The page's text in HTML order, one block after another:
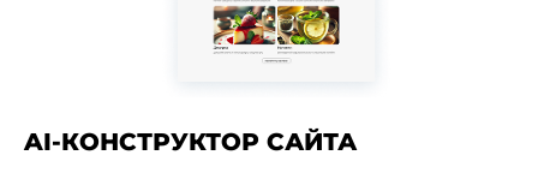
AI-КОНСТРУКТОР САЙТА